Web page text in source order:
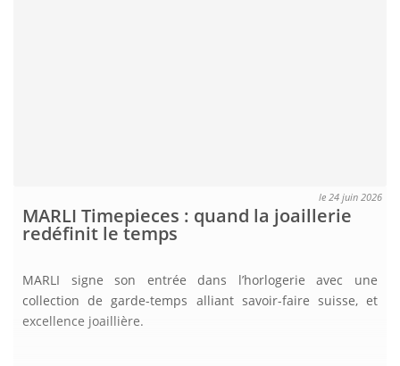
le 24 juin 2026
MARLI Timepieces : quand la joaillerie
redéfinit le temps
MARLI signe son entrée dans l’horlogerie avec une
collection de garde-temps alliant savoir-faire suisse, et
excellence joaillière.